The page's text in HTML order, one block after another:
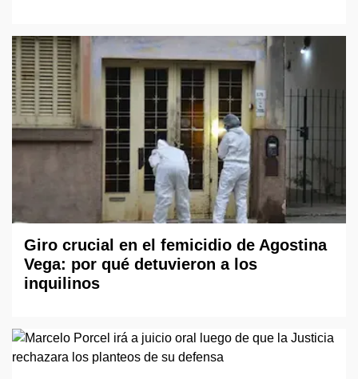
Giro crucial en el femicidio de Agostina
Vega: por qué detuvieron a los
inquilinos